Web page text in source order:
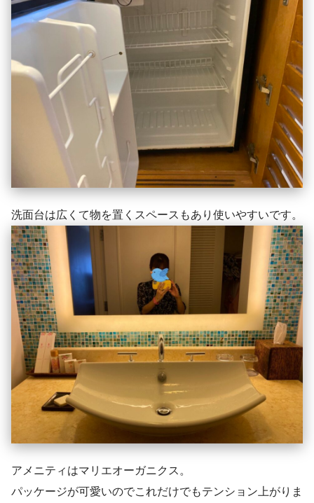
洗面台は広くて物を置くスペースもあり使いやすいです。
アメニティはマリエオーガニクス。
パッケージが可愛いのでこれだけでもテンション上がりま